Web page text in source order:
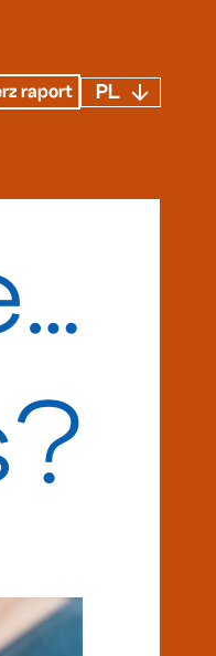
raport PL